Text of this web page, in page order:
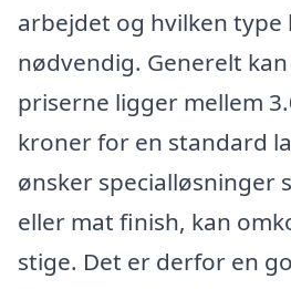
arbejdet og hvilken
nødvendig. Generelt
priserne ligger mellem
kroner for en standard
ønsker specialløsninger
eller mat finish, kan
stige. Det er derfor en